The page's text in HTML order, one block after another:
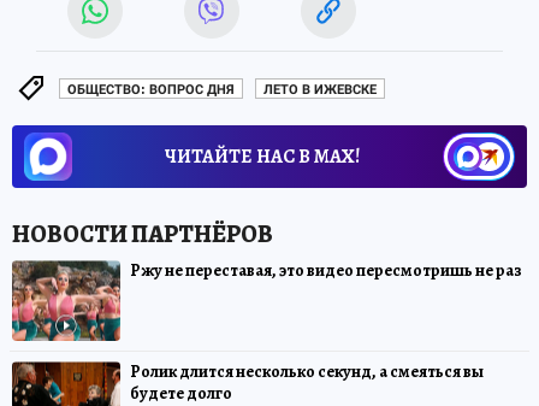
ОБЩЕСТВО: ВОПРОС ДНЯ ЛЕТО В ИЖЕВСКЕ
ЧИТАЙТЕ НАС В МАХ!
Ржу не переставая, это видео пересмотришь не раз
Ролик длится несколько секунд, а смеяться вы
будете долго